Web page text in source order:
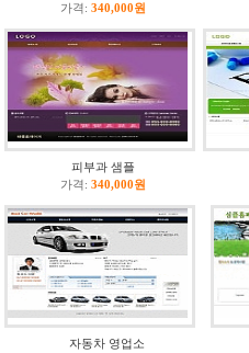
가격: 340,000원
피부과 샘플
가격: 340,000원
자동차 영업소